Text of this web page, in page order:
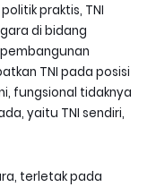
praktis, TNI
di bidang
TNI pada posisi
fungsional tidaknya
yaitu TNI sendiri,
terletak pada